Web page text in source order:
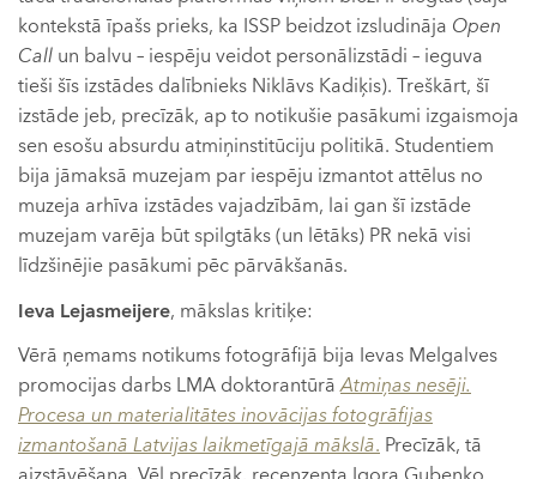
kontekstā īpašs prieks, ka ISSP beidzot izsludināja Open
Call un balvu – iespēju veidot personālizstādi – ieguva
tieši šīs izstādes dalībnieks Niklāvs Kadiķis). Treškārt, šī
izstāde jeb, precīzāk, ap to notikušie pasākumi izgaismoja
sen esošu absurdu atmiņinstitūciju politikā. Studentiem
bija jāmaksā muzejam par iespēju izmantot attēlus no
muzeja arhīva izstādes vajadzībām, lai gan šī izstāde
muzejam varēja būt spilgtāks (un lētāks) PR nekā visi
līdzšinējie pasākumi pēc pārvākšanās.
Ieva Lejasmeijere, mākslas kritiķe:
Vērā ņemams notikums fotogrāfijā bija Ievas Melgalves
promocijas darbs LMA doktorantūrāAtmiņas nesēji.
Procesa un materialitātes inovācijas fotogrāfijas
izmantošanā Latvijas laikmetīgajā mākslā. Precīzāk, tā